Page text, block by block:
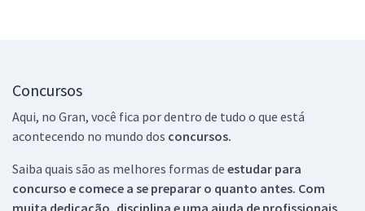
Concursos
Aqui, no Gran, você fica por dentro de tudo o que está
acontecendo no mundo dos concursos.
Saiba quais são as melhores formas de estudar para
concurso e comece a se preparar o quanto antes. Com
muita dedicação, disciplina e uma ajuda de profissionais